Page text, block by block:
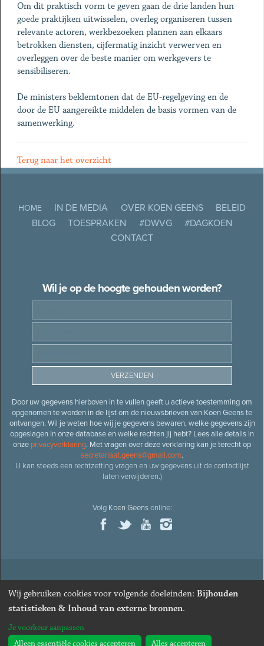
Om dit praktisch vorm te geven gaan de drie landen hun
goede praktijken uitwisselen, overleg organiseren tussen
relevante actoren, werkbezoeken plannen aan elkaars
betrokken diensten, cijfermatig inzicht verwerven en
overleggen over de beste manier om werkgevers te
sensibiliseren.
De ministers beklemtonen dat de EU-regelgeving en de
door de EU aangereikte middelen de basis vormen van de
samenwerking.
Terug naar het overzicht
HOME IN DE MEDIA OVER KOEN GEENS
BELEID
BLOG
TOESPRAKEN #DWVG
#DAGKOEN
CONTACT
Wil je op de hoogte gehouden worden?
Door uw gegevens hierboven in te vullen geeft u actieve toestemming om
opgenomen te worden in de lijst om de nieuwsbrieven van Koen Geens te
ontvangen. Wil je weten hoe wij je gegevens bewaren, welke gegevens zijn
opgeslagen in onze database en welke rechten jij hebt? Lees alle details in
onze privacyverklaring. Met vragen over deze verklaring kan je terecht op
secretariaat.geens@gmail.com.
U kan steeds een rechtzetting vragen en uw gegevens uit de contactlijst
laten verwijderen.)
Volg Koen Geensonline:
© 2026Oud-minister en ere-volksvertegenwoordiger Koen
· Alle rechten voorbehouden · Cookies wijzigen
Webdesign&website ontwikkelingdoor Zenjoy in Leuven
Wij gebruiken cookies voor volgende doeleinden: Bijhouden
statistieken & Inhoud van externe bronnen.
Je voorkeur aanpassen
Alleen essentiële cookies accepteren
Alles accepteren